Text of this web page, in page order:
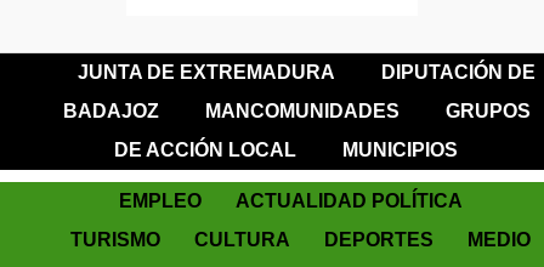
JUNTA DE EXTREMADURA
DIPUTACIÓN DE
BADAJOZ
MANCOMUNIDADES
GRUPOS
DE ACCIÓN LOCAL
MUNICIPIOS
EMPLEO
ACTUALIDAD POLÍTICA
TURISMO
CULTURA DEPORTES
MEDIO